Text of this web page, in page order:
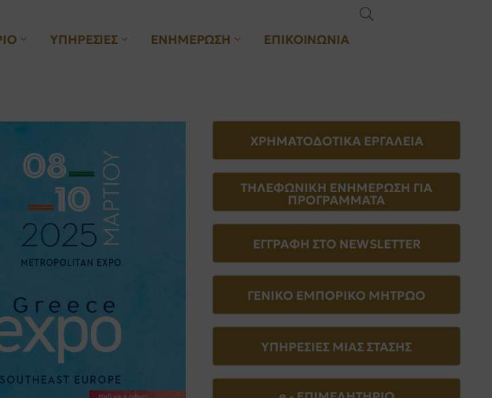
ΥΠΗΡΕΣΙΕΣ ΕΝΗΜΕΡΩΣΗ ΕΠΙΚΟΙΝΩΝΙΑ
ΧΡΗΜΑΤΟΔΟΤΙΚΑ ΕΡΓΑΛΕΙΑ
ΤΗΛΕΦΩΝΙΚΗ ΕΝΗΜΕΡΩΣΗ ΓΙΑ
ΠΡΟΓΡΑΜΜΑΤΑ
ΕΓΓΡΑΦΗ ΣΤΟ NEWSLETTER
ΓΕΝΙΚΟ ΕΜΠΟΡΙΚΟ ΜΗΤΡΩΟ
ΥΠΗΡΕΣΙΕΣ ΜΙΑΣ ΣΤΑΣΗΣ